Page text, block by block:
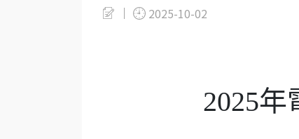
2025-10-02
2025